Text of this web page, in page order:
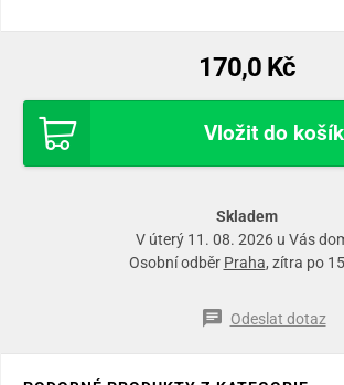
170,0 Kč
Vložit do
Skladem
V úterý 11. 08. 2026 u Vás
Osobní odběr Praha, zítra po
Odeslat dotaz